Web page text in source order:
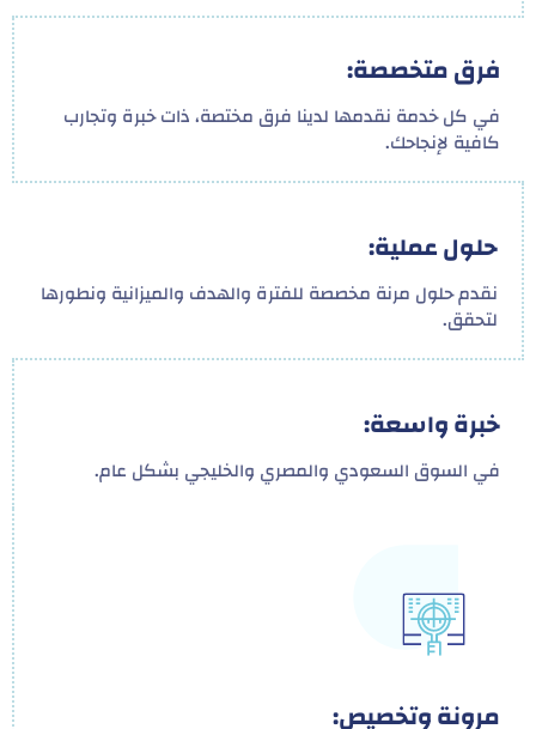
فرق متخصصة:
في كل خدمة نقدمها لدينا فرق مختصة، ذات خبرة وتجارب
كافية لإنجاحك.
حلول عملية:
نقدم حلول مرنة مخصصة للفترة والهدف والميزانية ونطورها
لتحقق.
خبرة واسعة:
في السوق السعودي والمصري والخليجي بشكل عام.
مرونة وتخصيص: